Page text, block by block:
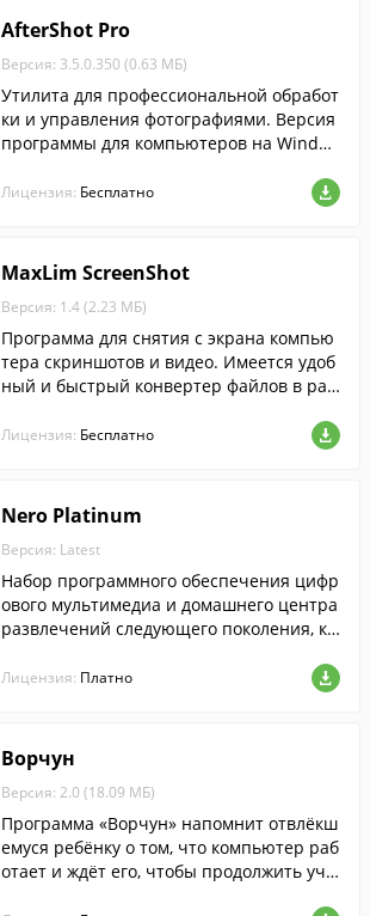
AfterShot Pro
Версия: 3.5.0.350 (0.63 МБ)
Утилита для профессиональной обработ
ки и управления фотографиями. Версия
программы для компьютеров на Windo
Лицензия: Бесплатно
MaxLim ScreenShot
Версия: 1.4 (2.23 МБ)
Программа для снятия с экрана компью
тера скриншотов и видео. Имеется удоб
ный и быстрый конвертер файлов в раз
Лицензия: Бесплатно
Nero Platinum
Версия: Latest
Набор программного обеспечения цифр
ового мультимедиа и домашнего центра
развлечений следующего поколения, ко
м в мире.
Лицензия: Платно
Ворчун
Версия: 2.0 (18.09 МБ)
Программа «Ворчун» напомнит отвлёкш
емуся ребёнку о том, что компьютер раб
отает и ждёт его, чтобы продолжить уче